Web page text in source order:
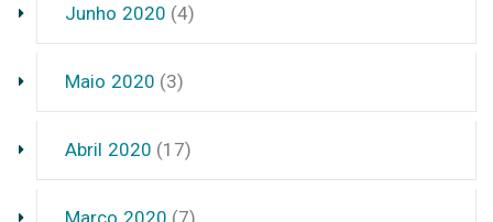
Junho 2020 (4)
Maio 2020 (3)
Abril 2020 (17)
Março 2020 (7)